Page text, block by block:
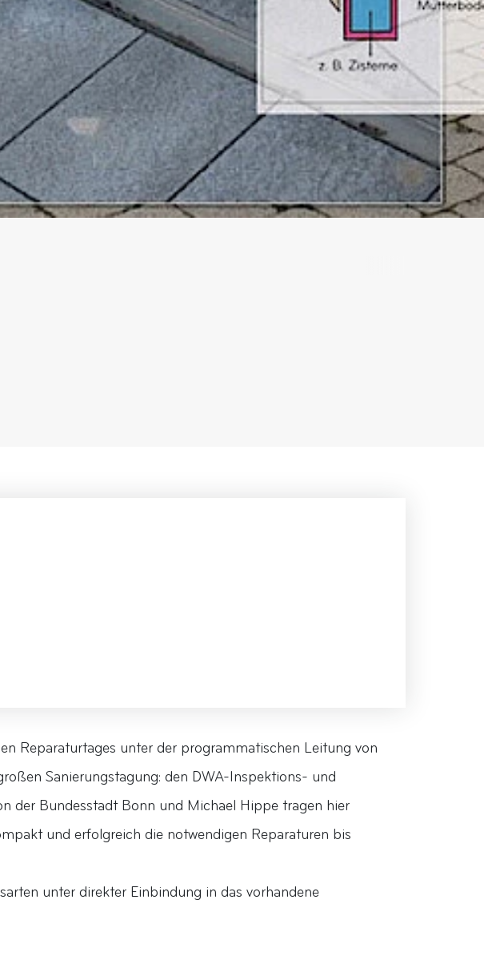
Reparaturtages unter der programmatischen Leitung von
Sanierungstagung: den DWA-Inspektions- und
der Bundesstadt Bonn und Michael Hippe tragen hier
und erfolgreich die notwendigen Reparaturen bis
unter direkter Einbindung in das vorhandene